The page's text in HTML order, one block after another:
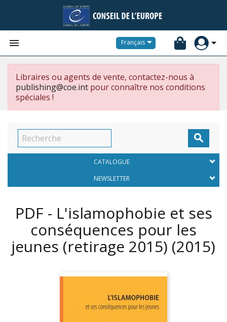
 Français
Libraires ou agents de vente, contactez-nous à
publishing@coe.int pour connaître nos conditions
spéciales !

CATALOGUE
NEWSLETTER
PDF - L'islamophobie et ses
conséquences pour les
jeunes (retirage 2015) (2015)